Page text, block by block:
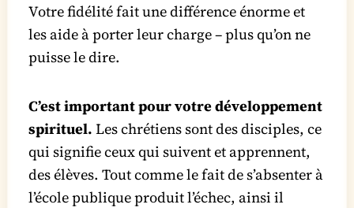
Votre fidélité fait une différence énorme et
les aide à porter leur charge – plus qu’on ne
puisse le dire.
C’est important pour votre développement
spirituel. Les chrétiens sont des disciples, ce
qui signifie ceux qui suivent et apprennent,
des élèves. Tout comme le fait de s’absenter à
l’école publique produit l’échec, ainsi il